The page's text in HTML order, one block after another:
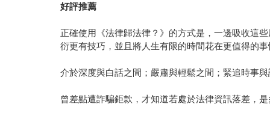
好評推薦
正確使用《法律歸法律？》的方式是，一邊吸收這
衍更有技巧，並且將人生有限的時間花在更值得的
介於深度與白話之間；嚴肅與輕鬆之間；緊追時事
曾差點遭詐騙鉅款，才知道若處於法律資訊落差，